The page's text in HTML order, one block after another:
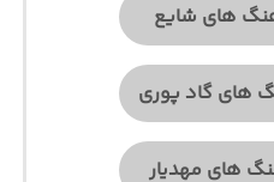
های شایع
های گاد پوری
های مهدیار